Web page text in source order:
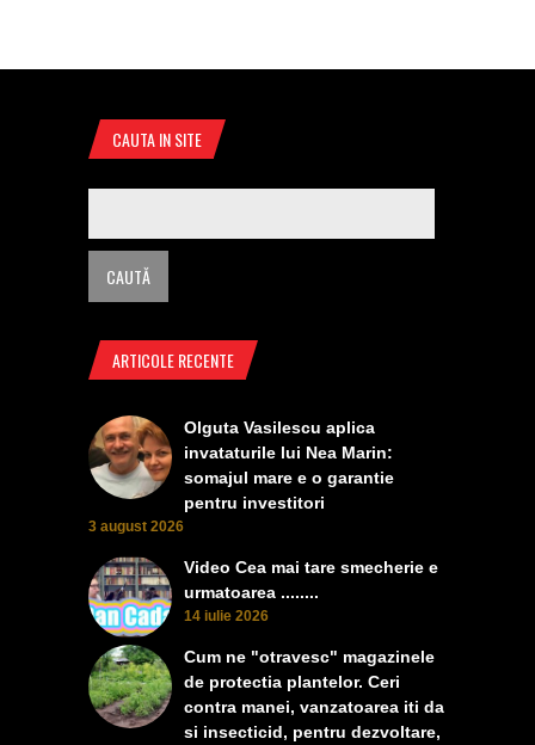
CAUTA IN SITE
ARTICOLE RECENTE
Olguta Vasilescu aplica
invataturile lui Nea Marin:
somajul mare e o garantie
pentru investitori
3 august 2026
Video Cea mai tare smecherie e
urmatoarea ........
14 iulie 2026
Cum ne "otravesc" magazinele
de protectia plantelor. Ceri
contra manei, vanzatoarea iti da
si insecticid, pentru dezvoltare,